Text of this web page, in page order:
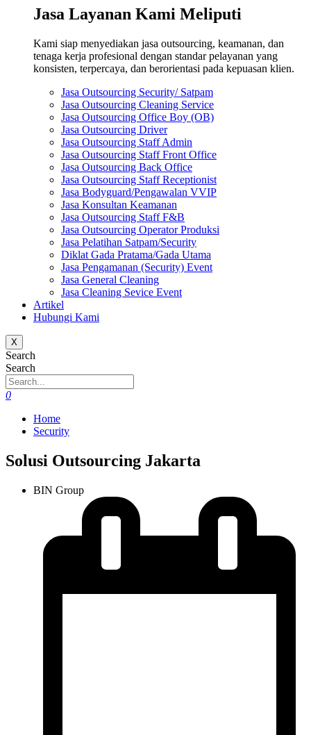
Jasa Layanan Kami Meliputi
Kami siap menyediakan jasa outsourcing, keamanan, dan
tenaga kerja profesional dengan standar pelayanan yang
konsisten, terpercaya, dan berorientasi pada kepuasan klien.
Jasa Outsourcing Security/ Satpam
Jasa Outsourcing Cleaning Service
Jasa Outsourcing Office Boy (OB)
Jasa Outsourcing Driver
Jasa Outsourcing Staff Admin
Jasa Outsourcing Staff Front Office
Jasa Outsourcing Back Office
Jasa Outsourcing Staff Receptionist
Jasa Bodyguard/Pengawalan VVIP
Jasa Konsultan Keamanan
Jasa Outsourcing Staff F&B
Jasa Outsourcing Operator Produksi
Jasa Pelatihan Satpam/Security
Diklat Gada Pratama/Gada Utama
Jasa Pengamanan (Security) Event
Jasa General Cleaning
Jasa Cleaning Sevice Event
Artikel
Hubungi Kami
X
Search
Search
0
Home
Security
Solusi Outsourcing Jakarta
BIN Group